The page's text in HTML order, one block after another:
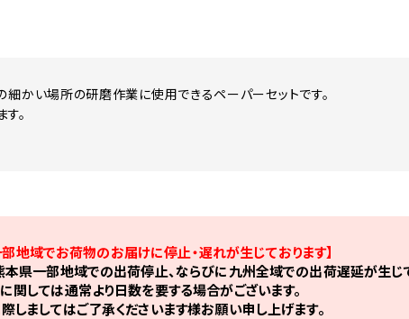
細かい場所の研磨作業に使用できるペーパーセットです。
。
部地域でお荷物のお届けに停止・遅れが生じております】
県一部地域での出荷停止、ならびに九州全域での出荷遅延が生じて
関しては通常より日数を要する場合がございます。
しましてはご了承くださいます様お願い申し上げます。